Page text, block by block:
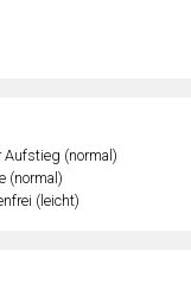
Aufstieg (normal)
(normal)
(leicht)